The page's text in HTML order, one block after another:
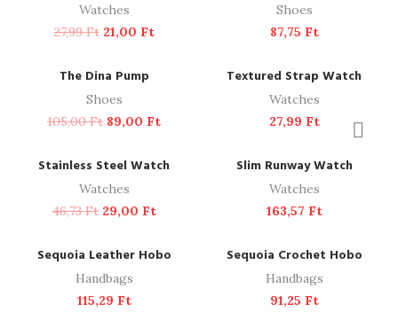
Watches
27,99Ft 21,00 Ft
Shoes
87,75 Ft
-15%
ADD TO CART
The Dina Pump
Shoes
105,00Ft 89,00 Ft
ADD TO CART
Textured Strap Watch
Watches
27,99 Ft
-38%
ADD TO CART
Stainless Steel Watch
Watches
46,73Ft 29,00 Ft
NEW
ADD TO CART
Slim Runway Watch
Watches
163,57 Ft
ADD TO CART
Sequoia Leather Hobo
Handbags
115,29 Ft
ADD TO CART
Sequoia Crochet Hobo
Handbags
91,25 Ft